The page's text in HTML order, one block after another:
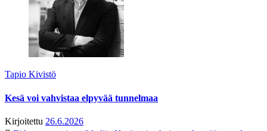
Tapio Kivistö
Kesä voi vahvistaa elpyvää tunnelmaa
Kirjoitettu 26.6.2026